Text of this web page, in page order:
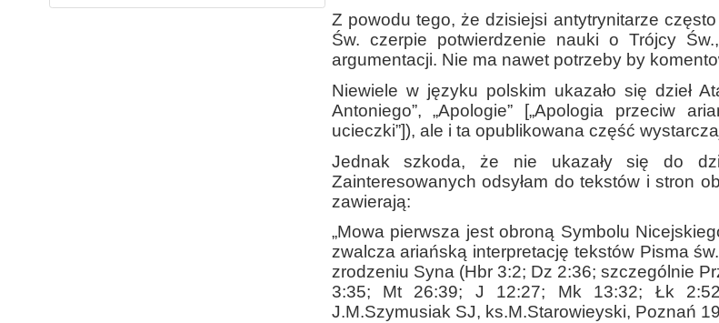
Z powodu tego, że dzisiejsi antytrynitarze
Św. czerpie potwierdzenie nauki o Trójcy
argumentacji. Nie ma nawet potrzeby by
Niewiele w języku polskim ukazało się dzieł
Antoniego”, „Apologie” [„Apologia przeciw
ucieczki”]), ale i ta opublikowana część
Jednak szkoda, że nie ukazały się do
Zainteresowanych odsyłam do tekstów i stron
zawierają:
„Mowa pierwsza jest obroną Symbolu
zwalcza ariańską interpretację tekstów Pisma
zrodzeniu Syna (Hbr 3:2; Dz 2:36; szczególnie
3:35; Mt 26:39; J 12:27; Mk 13:32; Łk 2:52)”
J.M.Szymusiak SJ, ks.M.Starowieyski, Poznań